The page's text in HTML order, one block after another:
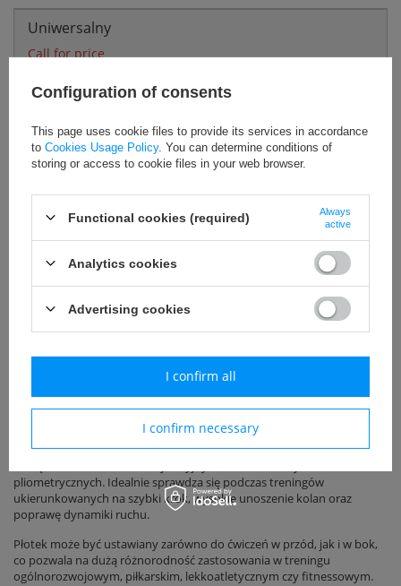
Uniwersalny
Call for price
Add to basket
Płotek treningowy PVC – 30 cm
VTH-12E Y
Wysokość:30 cm
Szerokość:48 cm
Materiał:wytrzymała rurka PVC
trening szybkości, koordynacji, wyskoku
Płotek treningowy wykonany z solidnego tworzywa PVC to doskonałe
pliometrycznych. Idealnie sprawdza się podczas treningów
ukierunkowanych na szybki krok, wysokie unoszenie kolan oraz
poprawę dynamiki ruchu.
Płotek może być ustawiany zarówno do ćwiczeń w przód, jak i w bok,
co pozwala na dużą różnorodność zastosowania w treningu
ogólnorozwojowym, piłkarskim, lekkoatletycznym czy fitnessowym.
Configuration of consents
This page uses cookie files to provide its services in accordance
to Cookies Usage Policy. You can determine conditions of
storing or access to cookie files in your web browser.
Functional cookies (required)
Always
active
Analytics cookies
Advertising cookies
I confirm necessary
I confirm all